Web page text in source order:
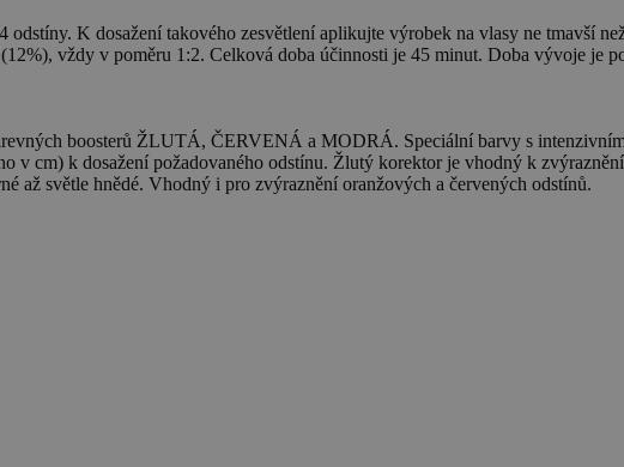
K dosažení takového zesvětlení aplikujte výrobek na vlasy ne tmavší
vždy v poměru 1:2. Celková doba účinnosti je 45 minut. Doba vývoje je
boosterů ŽLUTÁ, ČERVENÁ a MODRÁ. Speciální barvy s
v cm) k dosažení požadovaného odstínu. Žlutý korektor je vhodný k
až světle hnědé. Vhodný i pro zvýraznění oranžových a červených odstínů.